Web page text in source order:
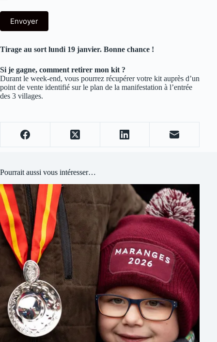
Envoyer
Tirage au sort lundi 19 janvier. Bonne chance !
Si je gagne, comment retirer mon kit ?
Durant le week-end, vous pourrez récupérer votre kit auprès d’un
point de vente identifié sur le plan de la manifestation à l’entrée
des 3 villages.
Pourrait aussi vous intéresser…